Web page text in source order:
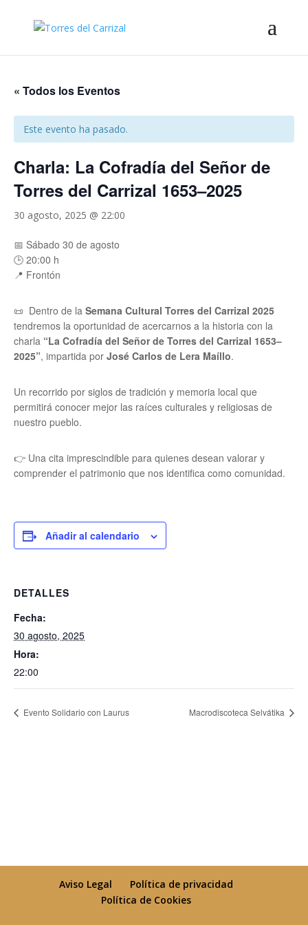
« Todos los Eventos
Este evento ha pasado.
Charla: La Cofradía del Señor de
Torres del Carrizal 1653–2025
30 agosto, 2025 @ 22:00
📅 Sábado 30 de agosto
🕒 20:00 h
📍 Frontón
📜 Dentro de la Semana Cultural Torres del Carrizal 2025
tendremos la oportunidad de acercarnos a la historia con la
charla “La Cofradía del Señor de Torres del Carrizal 1653–
2025”, impartida por José Carlos de Lera Maíllo.
Un recorrido por siglos de tradición y memoria local que
permitirá conocer mejor las raíces culturales y religiosas de
nuestro pueblo.
👉 Una cita imprescindible para quienes desean valorar y
comprender el patrimonio que nos identifica como comunidad.
Añadir al calendario
DETALLES
Fecha:
30 agosto, 2025
Hora:
22:00
Evento Solidario con Laurus Macrodiscoteca Selvátika
Aviso Legal
Política de privacidad
Política de Cookies